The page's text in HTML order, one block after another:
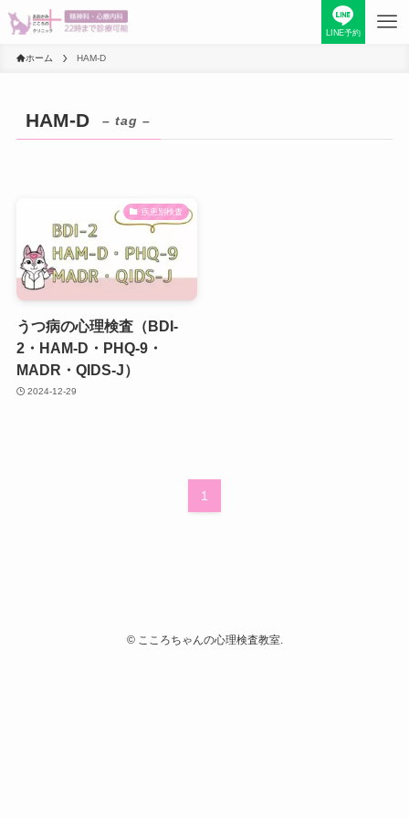
LINE予約
ホーム HAM-D
HAM-D – tag –
疾患別検査
うつ病の心理検査（BDI-
2・HAM-D・PHQ-9・
MADR・QIDS-J）
2024-12-29
1
©こころちゃんの心理検査教室.